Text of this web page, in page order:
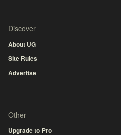
Discover
About UG
Site Rules
Advertise
Other
Upgrade to Pro